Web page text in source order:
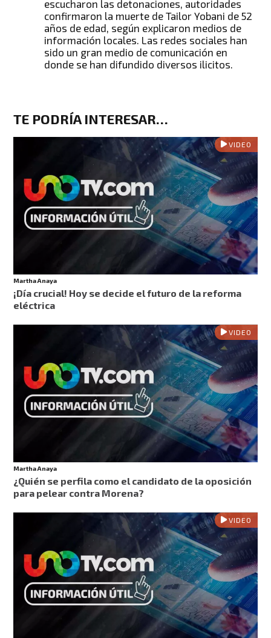
escucharon las detonaciones, autoridades
confirmaron la muerte de Tailor Yobani de 52
años de edad, según explicaron medios de
información locales. Las redes sociales han
sido un gran medio de comunicación en
donde se han difundido diversos ilicitos.
TE PODRÍA INTERESAR…
VIDEO
Martha Anaya
¡Día crucial! Hoy se decide el futuro de la reforma
eléctrica
VIDEO
Martha Anaya
¿Quién se perfila como el candidato de la oposición
para pelear contra Morena?
VIDEO